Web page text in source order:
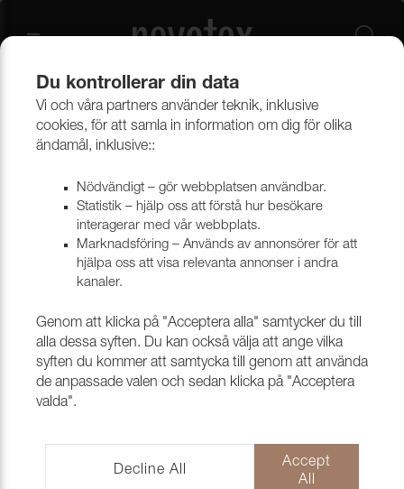
Beklädnadsmaterial Möbeltyger Alla möbeltyger
Du kontrollerar din data
Vi och våra partners använder teknik, inklusive
cookies, för att samla in information om dig för olika
ändamål, inklusive::
Nödvändigt – gör webbplatsen användbar.
Statistik – hjälp oss att förstå hur besökare
interagerar med vår webbplats.
Marknadsföring – Används av annonsörer för att
hjälpa oss att visa relevanta annonser i andra
kanaler.
Genom att klicka på "Acceptera alla" samtycker du till
alla dessa syften. Du kan också välja att ange vilka
syften du kommer att samtycka till genom att använda
de anpassade valen och sedan klicka på "Acceptera
valda".
Decline All
Accept
All